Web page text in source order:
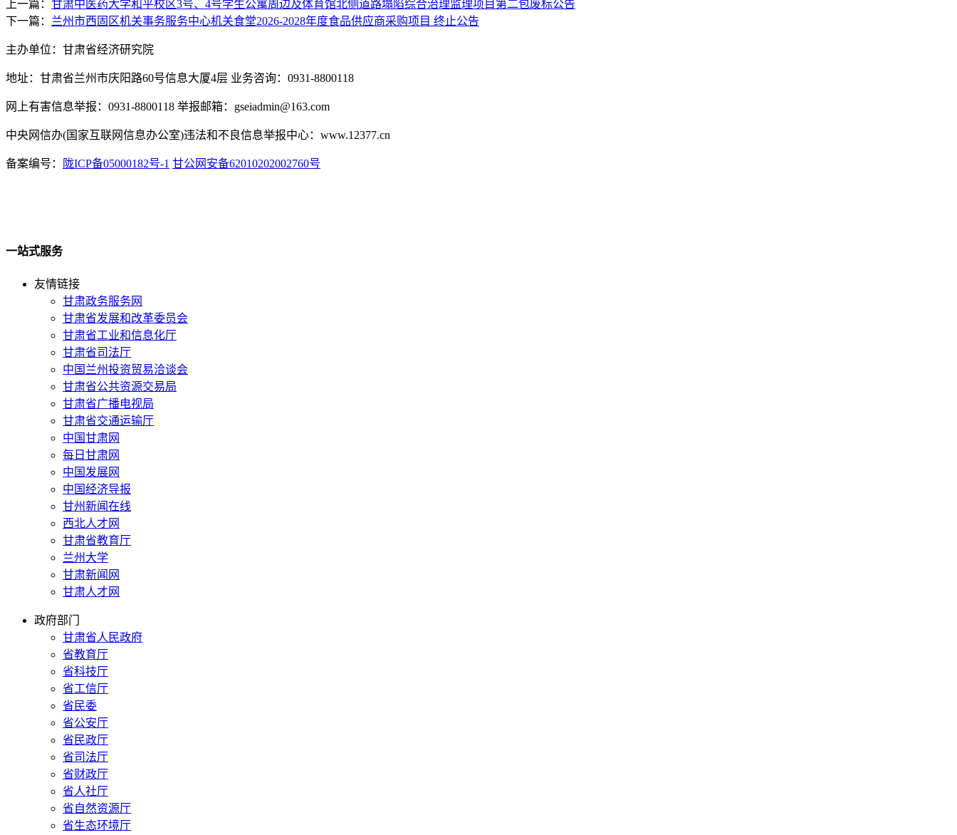
上一篇： 甘肃中医药大学和平校区3号、4号学生公寓周边及体育馆北侧道路塌陷综合治理监理项目第二包废标公告
下一篇： 兰州市西固区机关事务服务中心机关食堂2026-2028年度食品供应商采购项目 终止公告
主办单位：甘肃省经济研究院
地址：甘肃省兰州市庆阳路60号信息大厦4层 业务咨询：0931-8800118
网上有害信息举报：0931-8800118 举报邮箱：gseiadmin@163.com
中央网信办(国家互联网信息办公室)违法和不良信息举报中心：www.12377.cn
备案编号： 陇ICP备05000182号-1 甘公网安备62010202002760号
一站式服务
友情链接
甘肃政务服务网
甘肃省发展和改革委员会
甘肃省工业和信息化厅
甘肃省司法厅
中国兰州投资贸易洽谈会
甘肃省公共资源交易局
甘肃省广播电视局
甘肃省交通运输厅
中国甘肃网
每日甘肃网
中国发展网
中国经济导报
甘州新闻在线
西北人才网
甘肃省教育厅
兰州大学
甘肃新闻网
甘肃人才网
政府部门
甘肃省人民政府
省教育厅
省科技厅
省工信厅
省民委
省公安厅
省民政厅
省司法厅
省财政厅
省人社厅
省自然资源厅
省生态环境厅